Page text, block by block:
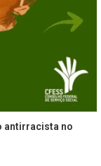
antirracista no